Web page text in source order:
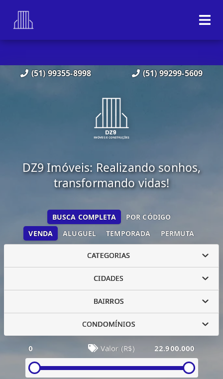
(51) 99355-8998 (51) 99299-5609
DZ9 Imóveis: Realizando sonhos,
transformando vidas!
VENDA ALUGUEL TEMPORADA PERMUTA
BUSCA COMPLETA POR CÓDIGO
CATEGORIAS
CIDADES
BAIRROS
CONDOMÍNIOS
0 Valor (R$) 22.900.000